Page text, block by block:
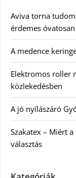
Aviva torna
érdemes
A medence
Elektromos roller
közlekedésben
A jó nyílászáró
Szakatex – Miért
választás